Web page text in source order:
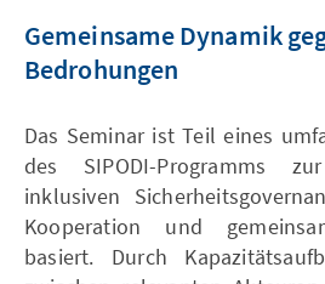
Gemeinsame Dynamik
Bedrohungen
Das Seminar ist Teil eines
des SIPODI-Programms
inklusiven
Kooperation und
basiert. Durch